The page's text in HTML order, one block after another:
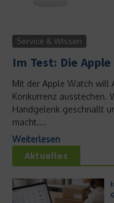
Service & Wissen
Im Test: Die
Mit der Apple Watch will
Konkurrenz ausstechen.
Handgelenk geschnallt
macht....
Weiterlesen
Aktuelles